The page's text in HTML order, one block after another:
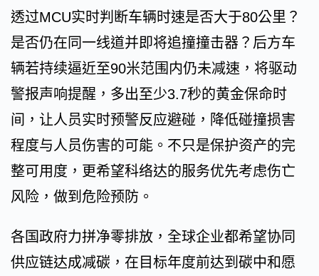
透过MCU实时判断车辆时速是否大于80公里？
是否仍在同一线道并即将追撞撞击器？后方车
辆若持续逼近至90米范围内仍未减速，将驱动
警报声响提醒，多出至少3.7秒的黄金保命时
间，让人员实时预警反应避碰，降低碰撞损害
程度与人员伤害的可能。不只是保护资产的完
整可用度，更希望科络达的服务优先考虑伤亡
风险，做到危险预防。
各国政府力拼净零排放，全球企业都希望协同
供应链达成减碳，在目标年度前达到碳中和愿